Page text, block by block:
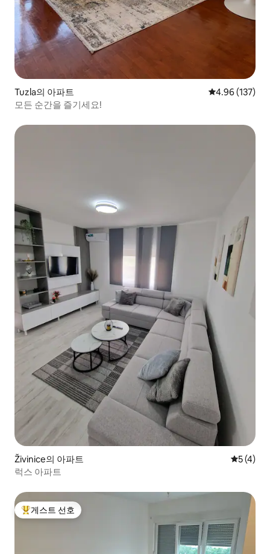
Tuzla의 아파트 평점 4.96점(5
4.96 (137)
모든 순간을 즐기세요!
Živinice의 아파트 평점 5점
5 (4)
럭스 아파트
상위 게스트 선호
게스트 선호